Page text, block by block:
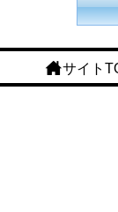
サイト